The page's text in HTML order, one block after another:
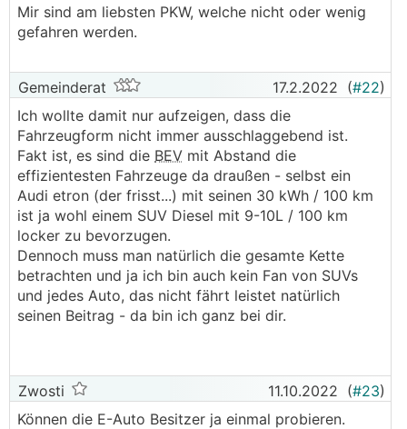
Mir sind am liebsten PKW, welche nicht oder wenig
gefahren werden.
Gemeinderat 17.2.2022 (#22)
Ich wollte damit nur aufzeigen, dass die
Fahrzeugform nicht immer ausschlaggebend ist.
Fakt ist, es sind die BEV mit Abstand die
effizientesten Fahrzeuge da draußen - selbst ein
Audi etron (der frisst...) mit seinen 30 kWh / 100 km
ist ja wohl einem SUV Diesel mit 9-10L / 100 km
locker zu bevorzugen.
Dennoch muss man natürlich die gesamte Kette
betrachten und ja ich bin auch kein Fan von SUVs
und jedes Auto, das nicht fährt leistet natürlich
seinen Beitrag - da bin ich ganz bei dir.
Zwosti 11.10.2022 (#23)
Können die E-Auto Besitzer ja einmal probieren.